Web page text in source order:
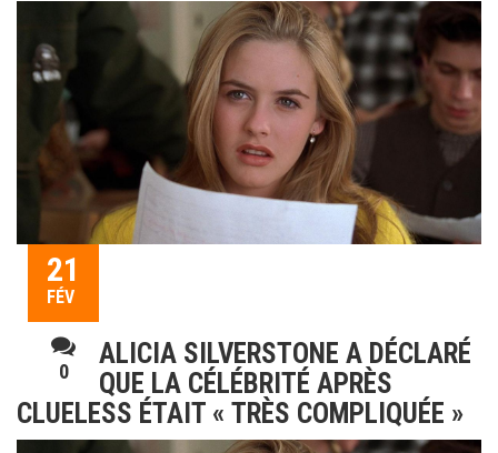
21
FÉV
0
ALICIA SILVERSTONE A DÉCLARÉ
QUE LA CÉLÉBRITÉ APRÈS
CLUELESS ÉTAIT « TRÈS COMPLIQUÉE »